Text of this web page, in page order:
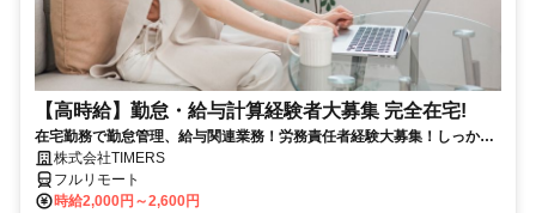
【高時給】勤怠・給与計算経験者大募集 完全在宅!
在宅勤務で勤怠管理、給与関連業務！労務責任者経験大募集！しっかり
稼ぎたい方、注目！
株式会社TIMERS
フルリモート
時給2,000円～2,600円